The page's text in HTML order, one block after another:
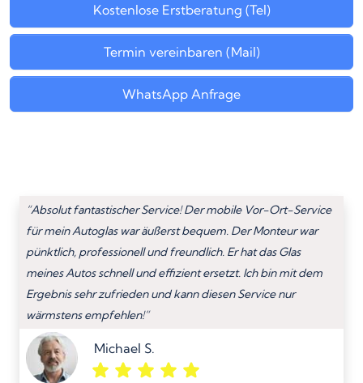
Kostenlose Erstberatung (Tel)
Termin vereinbaren (Mail)
WhatsApp Anfrage
“Absolut fantastischer Service! Der mobile Vor-Ort-Service
für mein Autoglas war äußerst bequem. Der Monteur war
pünktlich, professionell und freundlich. Er hat das Glas
meines Autos schnell und effizient ersetzt. Ich bin mit dem
Ergebnis sehr zufrieden und kann diesen Service nur
wärmstens empfehlen!”
Michael S.